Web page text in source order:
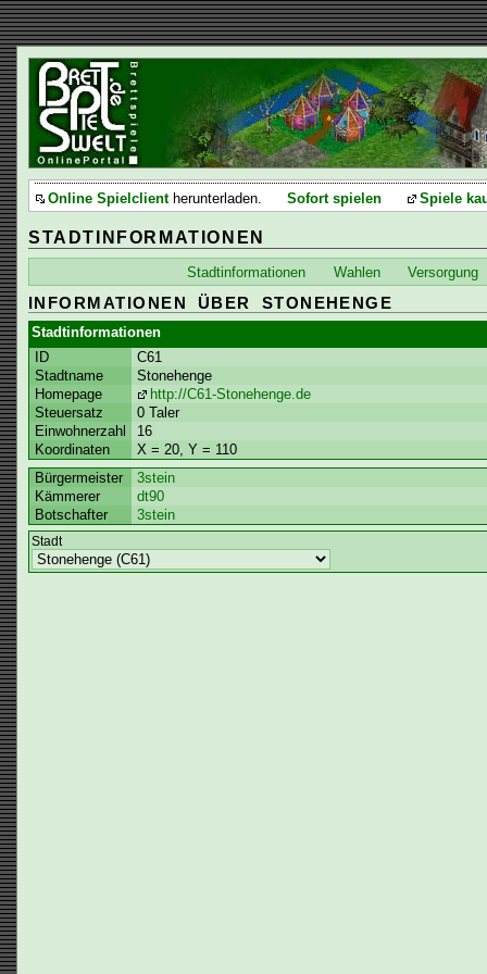
Online Spielclientherunterladen. Sofort spielen Spiele
STADTINFORMATIONEN
Stadtinformationen Wahlen Versorgung
INFORMATIONEN ÜBER STONEHENGE
Stadtinformationen
ID
C61
Stadtname
Stonehenge
Homepage
http://C61-Stonehenge.de
Steuersatz
0 Taler
Einwohnerzahl
16
Koordinaten
X = 20, Y = 110
Bürgermeister
3stein
Kämmerer
dt90
Botschafter
3stein
Stadt